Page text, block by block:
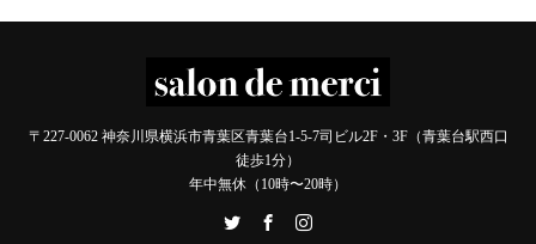
〒227-0062 神奈川県横浜市青葉区青葉台1-5-7司ビル2F・3F（青葉台駅西口
徒歩1分）
年中無休（10時〜20時）